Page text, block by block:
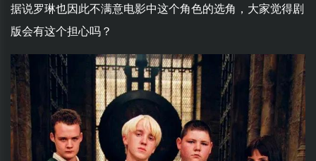
据说罗琳也因此不满意电影中这个角色的选角，大家觉得剧
版会有这个担心吗？